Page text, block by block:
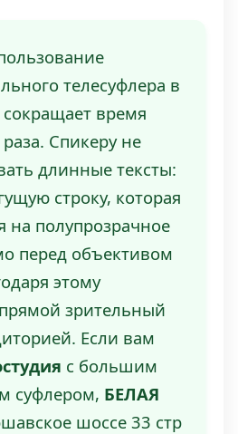
телесуфлера в
время
Спикеру не
длинные тексты:
строку, которая
на полупрозрачное
перед объективом
этому
зрительный
Если вам
с большим
суфлером, БЕЛАЯ
шоссе 33 стр